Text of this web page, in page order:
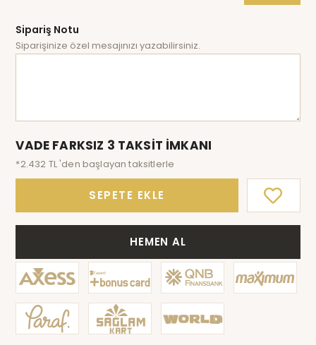
Sipariş Notu
Siparişinize özel mesajınızı yazabilirsiniz.
VADE FARKSIZ 3 TAKSİT İMKANI
*2.432 TL 'den başlayan taksitlerle
SEPETE EKLE
HEMEN AL